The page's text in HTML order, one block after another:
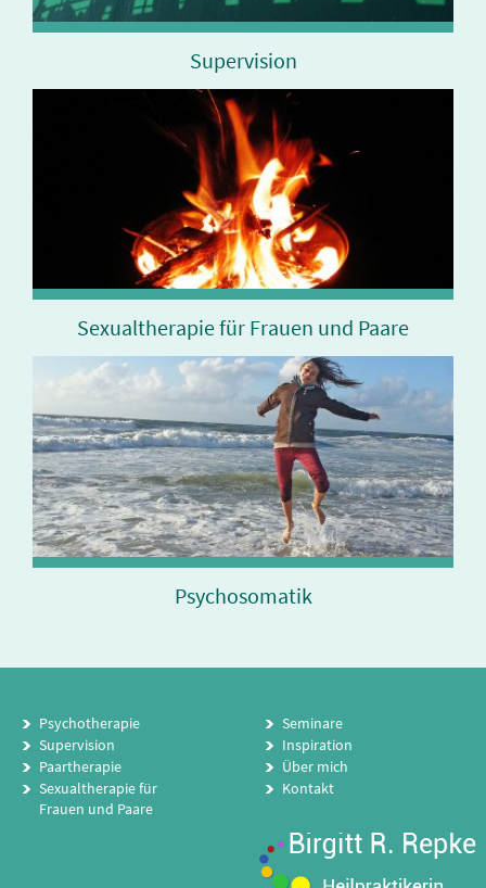
Supervision
Sexualtherapie für Frauen und Paare
Psychosomatik
Psychotherapie
Supervision
Paartherapie
Sexualtherapie für
Frauen und Paare
Seminare
Inspiration
Über mich
Kontakt